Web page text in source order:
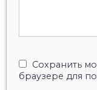
Сохранить
браузере для